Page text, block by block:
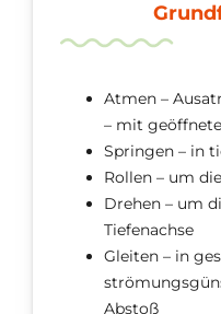
Atmen –
– mit
Springen – in
Rollen – um
Drehen – um
Tiefenachse
Gleiten – in
Abstoß